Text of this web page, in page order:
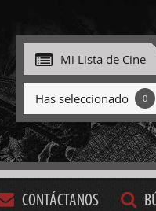
Mi Lista de Cine
Has seleccionado 0
CONTÁCTANOS